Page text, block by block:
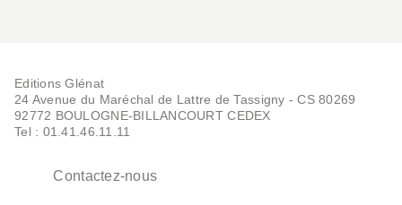
Editions Glénat
24 Avenue du Maréchal de Lattre de Tassigny - CS 80269
92772 BOULOGNE-BILLANCOURT CEDEX
Tel : 01.41.46.11.11
Contactez-nous